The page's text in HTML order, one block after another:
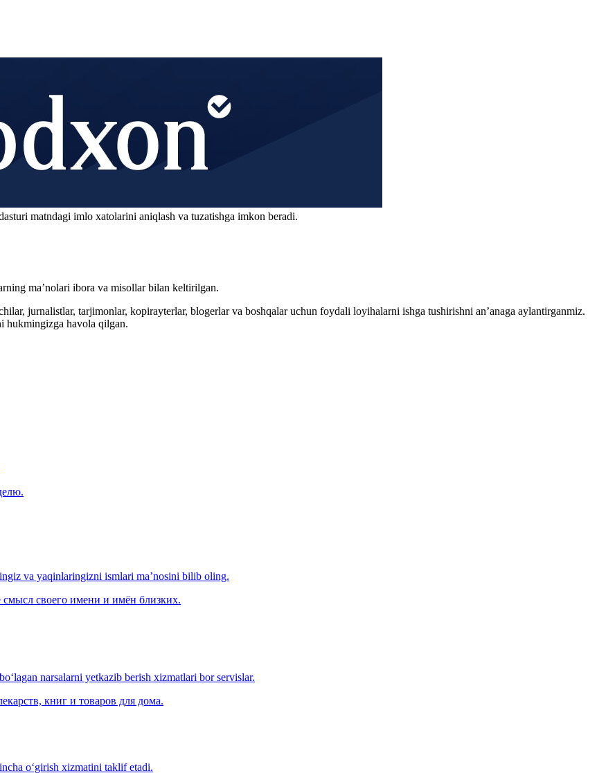
matndagi imlo xatolarini aniqlash va tuzatishga imkon beradi.
ma’nolari ibora va misollar bilan keltirilgan.
jurnalistlar, tarjimonlar, kopirayterlar, blogerlar va boshqalar uchun foydali loyihalarni ishga tushirishni an’anaga aylantirganmiz.
hukmingizga havola qilgan.
va yaqinlaringizni ismlari ma’nosini bilib oling.
своего имени и имён близких.
narsalarni yetkazib berish xizmatlari bor servislar.
книг и товаров для дома.
o‘girish xizmatini taklif etadi.